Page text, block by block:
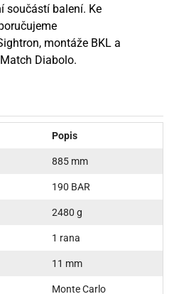
součástí balení. Ke
montáže BKL a
Diabolo.
Popis
885 mm
190 BAR
2480 g
1 rana
11 mm
Monte Carlo